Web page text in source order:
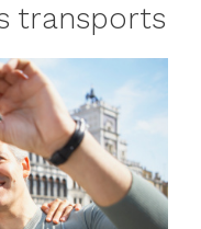
transports